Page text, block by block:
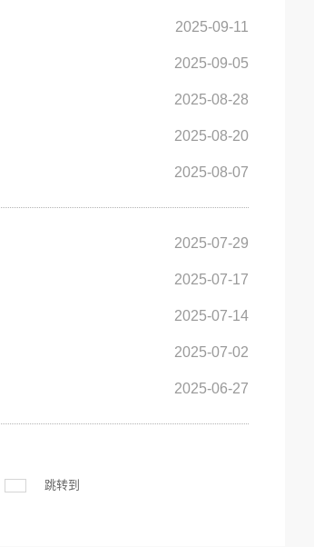
2025-09-11
2025-09-05
2025-08-28
2025-08-20
2025-08-07
2025-07-29
2025-07-17
2025-07-14
2025-07-02
2025-06-27
跳转到